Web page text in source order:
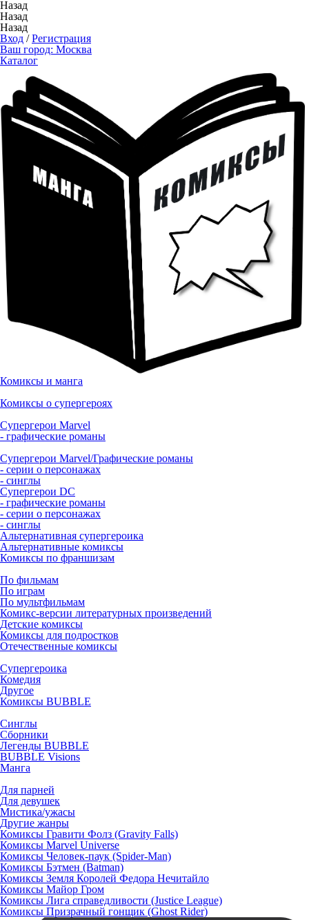
Назад
Назад
Назад
Вход /Регистрация
Ваш город: Москва
Каталог
Комиксы и манга
Комиксы о супергероях
Супергерои Marvel
- графические романы
Супергерои Marvel/Графические романы
- серии о персонажах
- синглы
Супергерои DC
- графические романы
- серии о персонажах
- синглы
Альтернативная супергероика
Альтернативные комиксы
Комиксы по франшизам
По фильмам
По играм
По мультфильмам
Комикс-версии литературных произведений
Детские комиксы
Комиксы для подростков
Отечественные комиксы
Супергероика
Комедия
Другое
Комиксы BUBBLE
Синглы
Сборники
Легенды BUBBLE
BUBBLE Visions
Манга
Для парней
Для девушек
Мистика/ужасы
Другие жанры
Комиксы Гравити Фолз (Gravity Falls)
Комиксы Marvel Universe
Комиксы Человек-паук (Spider-Man)
Комиксы Бэтмен (Batman)
Комиксы Земля Королей Федора Нечитайло
Комиксы Майор Гром
Комиксы Лига справедливости (Justice League)
Комиксы Призрачный гонщик (Ghost Rider)